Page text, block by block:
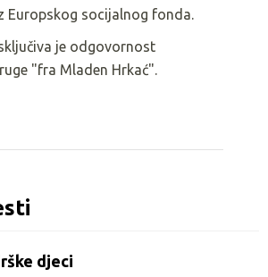
Europskog socijalnog fonda.
je odgovornost
"fra Mladen Hrkać".
djeci